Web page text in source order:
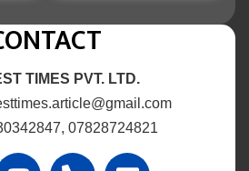
TIMES PVT. LTD.
07828724821